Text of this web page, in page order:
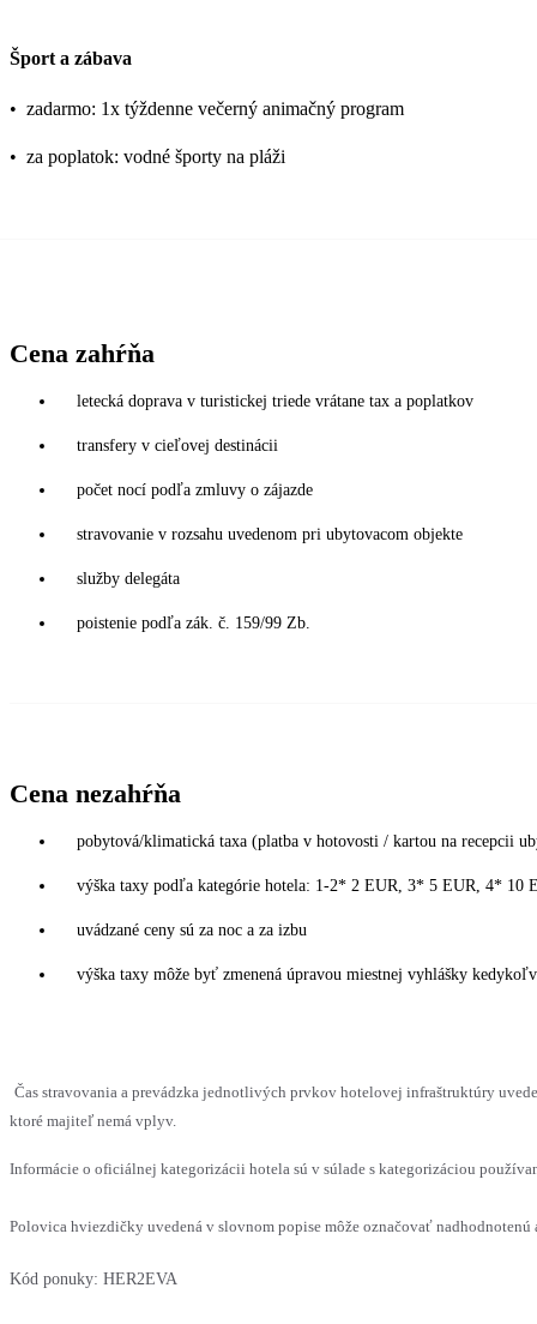
Šport a zábava
• zadarmo: 1x týždenne večerný animačný program
• za poplatok: vodné športy na pláži
Cena zahŕňa
letecká doprava v turistickej triede vrátane tax a poplatkov
transfery v cieľovej destinácii
počet nocí podľa zmluvy o zájazde
stravovanie v rozsahu uvedenom pri ubytovacom objekte
služby delegáta
poistenie podľa zák. č. 159/99 Zb.
Cena nezahŕňa
pobytová/klimatická taxa (platba v hotovosti / kartou na recepcii
výška taxy podľa kategórie hotela: 1-2* 2 EUR, 3* 5 EUR, 4* 10
uvádzané ceny sú za noc a za izbu
výška taxy môže byť zmenená úpravou miestnej vyhlášky
Čas stravovania a prevádzka jednotlivých prvkov hotelovej infraštruktúry
ktoré majiteľ nemá vplyv.
Informácie o oficiálnej kategorizácii hotela sú v súlade s kategorizáciou
Polovica hviezdičky uvedená v slovnom popise môže označovať
Kód ponuky: HER2EVA